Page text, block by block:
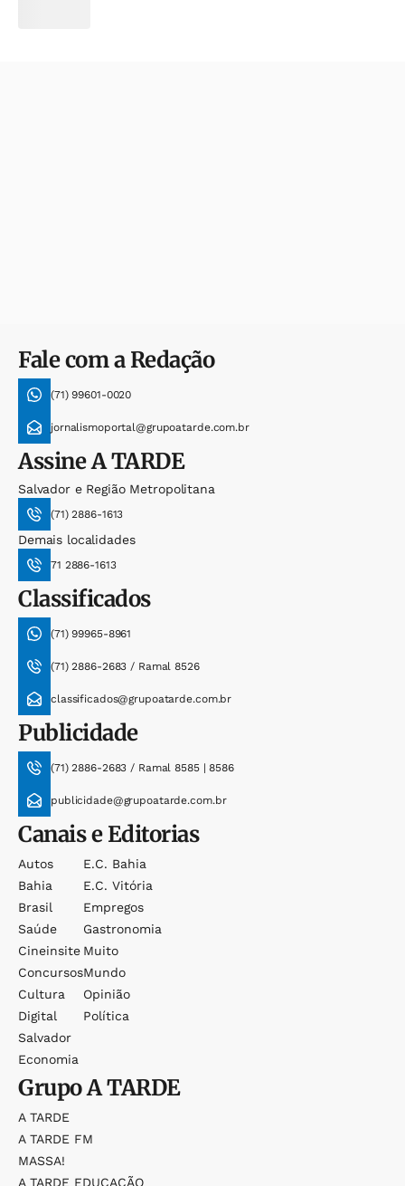
Fale com a Redação
(71) 99601-0020
jornalismoportal@grupoatarde.com.br
AssineA TARDE
Salvador e Região Metropolitana
(71) 2886-1613
Demais localidades
71 2886-1613
Classificados
(71) 99965-8961
(71) 2886-2683 / Ramal 8526
classificados@grupoatarde.com.br
Publicidade
(71) 2886-2683 / Ramal 8585 | 8586
publicidade@grupoatarde.com.br
Canais e Editorias
Autos
Bahia
Brasil
Saúde
Cineinsite
Concursos
Cultura
Digital
Salvador
Economia
E.c. Bahia
E.c. Vitória
Empregos
Gastronomia
Muito
Mundo
Opinião
Política
GrupoA TARDE
A TARDE
A TARDE FM
MASSA!
A TARDE EDUCAÇÃO